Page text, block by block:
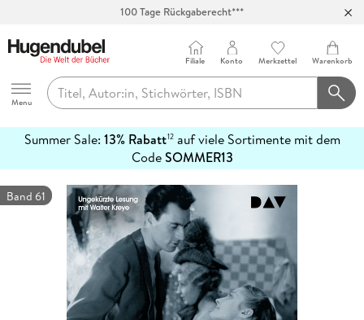
100 Tage Rückgaberecht***
Hugendubel
Menu
Filiale Konto Merkzettel Warenkorb
Summer Sale: 13% Rabatt12auf viele Sortimente mit dem
CodeSOMMER13
erfahren
Band 61